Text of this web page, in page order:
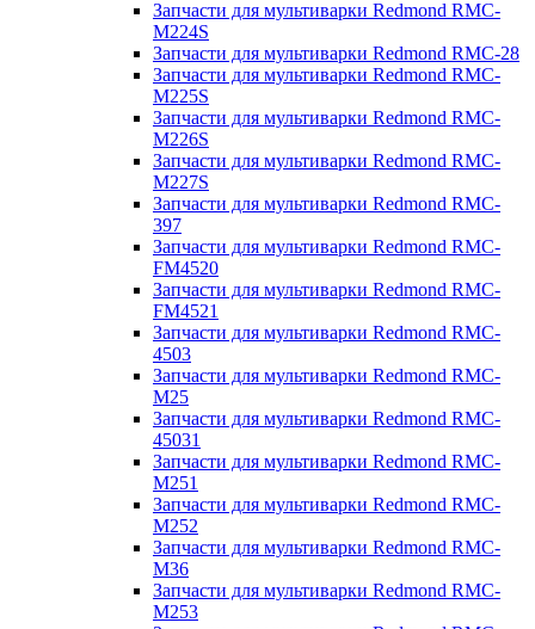
Запчасти для мультиварки Redmond RMC-
M224S
Запчасти для мультиварки Redmond RMC-28
Запчасти для мультиварки Redmond RMC-
M225S
Запчасти для мультиварки Redmond RMC-
M226S
Запчасти для мультиварки Redmond RMC-
M227S
Запчасти для мультиварки Redmond RMC-
397
Запчасти для мультиварки Redmond RMC-
FM4520
Запчасти для мультиварки Redmond RMC-
FM4521
Запчасти для мультиварки Redmond RMC-
4503
Запчасти для мультиварки Redmond RMC-
M25
Запчасти для мультиварки Redmond RMC-
45031
Запчасти для мультиварки Redmond RMC-
M251
Запчасти для мультиварки Redmond RMC-
M252
Запчасти для мультиварки Redmond RMC-
M36
Запчасти для мультиварки Redmond RMC-
M253